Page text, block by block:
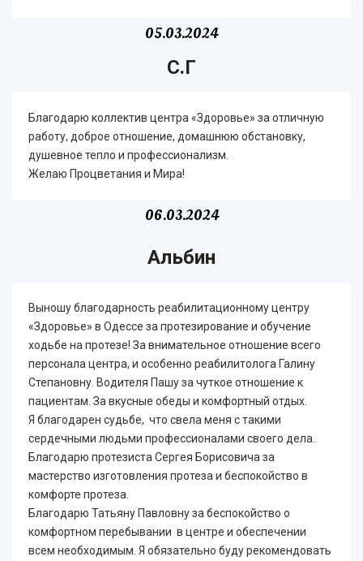
05.03.2024
С.Г
Благодарю коллектив центра «Здоровье» за отличную
работу, доброе отношение, домашнюю обстановку,
душевное тепло и профессионализм.
Желаю Процветания и Мира!
06.03.2024
Альбин
Выношу благодарность реабилитационному центру
«Здоровье» в Одессе за протезирование и обучение
ходьбе на протезе! За внимательное отношение всего
персонала центра, и особенно реабилитолога Галину
Степановну. Водителя Пашу за чуткое отношение к
пациентам. За вкусные обеды и комфортный отдых.
Я благодарен судьбе, что свела меня с такими
сердечными людьми профессионалами своего дела.
Благодарю протезиста Сергея Борисовича за
мастерство изготовления протеза и беспокойство в
комфорте протеза.
Благодарю Татьяну Павловну за беспокойство о
комфортном перебывании в центре и обеспечении
всем необходимым. Я обязательно буду рекомендовать